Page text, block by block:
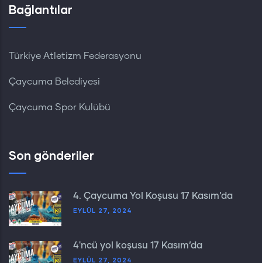
Bağlantılar
Türkiye Atletizm Federasyonu
Çaycuma Belediyesi
Çaycuma Spor Kulübü
Son gönderiler
4. Çaycuma Yol Koşusu 17 Kasım’da
EYLÜL 27, 2024
4'ncü yol koşusu 17 Kasım’da
EYLÜL 27, 2024